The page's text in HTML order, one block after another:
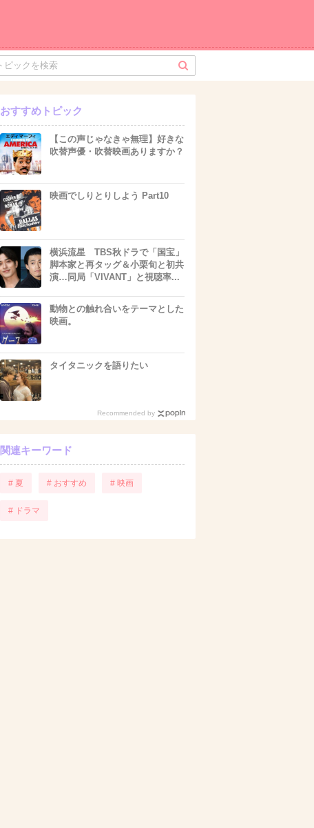
おすすめトピック
【この声じゃなきゃ無理】好きな
吹替声優・吹替映画ありますか？
映画でしりとりしよう Part10
横浜流星 TBS秋ドラで「国宝」
脚本家と再タッグ＆小栗旬と初共
演…同局「VIVANT」と視聴率...
動物との触れ合いをテーマとした
映画。
タイタニックを語りたい
Recommended by
関連キーワード
# 夏 # おすすめ # 映画
# ドラマ